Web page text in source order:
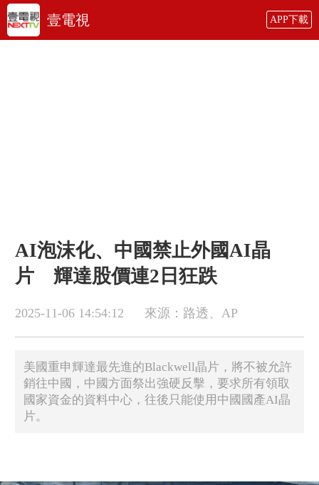
壹電視 APP下載
AI泡沫化、中國禁止外國AI晶
片 輝達股價連2日狂跌
2025-11-06 14:54:12 來源：路透、AP
​美國重申輝達最先進的Blackwell晶片，將不被允許
銷往中國，中國方面祭出強硬反擊，要求所有領取
國家資金的資料中心，往後只能使用中國國產AI晶
片。